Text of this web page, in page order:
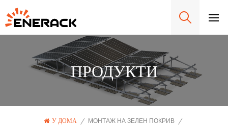
ПРОДУКТИ
У ДОМА / МОНТАЖ НА ЗЕЛЕН ПОКРИВ
/